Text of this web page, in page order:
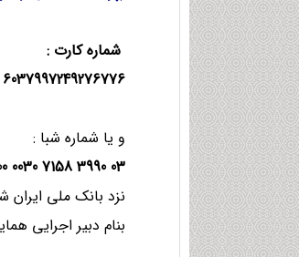
شماره کارت :
6037997249276776
و یا شماره شبا :
0030 7158 3990 03
نزد بانک ملی ایران
بنام دبیر اجرایی